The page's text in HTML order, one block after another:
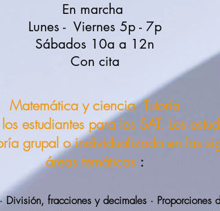
En marcha
Lunes - Viernes 5p - 7p
Sábados 10a a 12n
Con cita
Matemática y ciencia Tutoría
estudiantes para los SAT. Los
grupal o individualizada en las
áreas temáticas :
División, fracciones y decimales · Proporciones